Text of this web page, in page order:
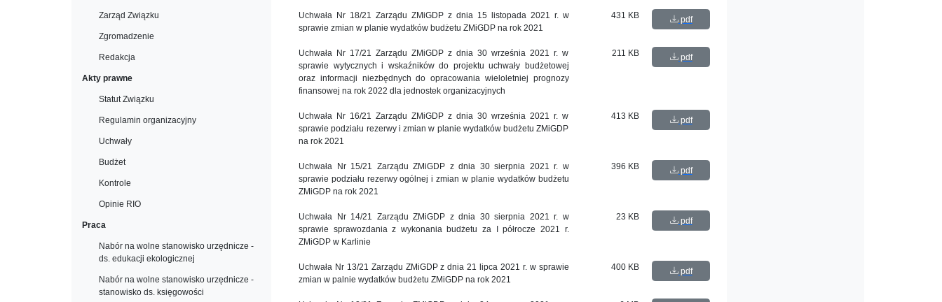
Zarząd Związku
Zgromadzenie
Redakcja
Akty prawne
Statut Związku
Regulamin organizacyjny
Uchwały
Budżet
Kontrole
Opinie RIO
Praca
Nabór na wolne stanowisko urzędnicze -
ds. edukacji ekologicznej
Nabór na wolne stanowisko urzędnicze -
stanowisko ds. księgowości
Uchwała Nr 18/21 Zarządu ZMiGDP z dnia 15 listopada 2021 r. w
sprawie zmian w planie wydatków budżetu ZMiGDP na rok 2021
431 KB pdf
Uchwała Nr 17/21 Zarządu ZMiGDP z dnia 30 września 2021 r. w
sprawie wytycznych i wskaźników do projektu uchwały budżetowej
oraz informacji niezbędnych do opracowania wieloletniej prognozy
finansowej na rok 2022 dla jednostek organizacyjnych
211 KB pdf
Uchwała Nr 16/21 Zarządu ZMiGDP z dnia 30 września 2021 r. w
sprawie podziału rezerwy i zmian w planie wydatków budżetu ZMiGDP
na rok 2021
413 KB pdf
Uchwała Nr 15/21 Zarządu ZMiGDP z dnia 30 sierpnia 2021 r. w
sprawie podziału rezerwy ogólnej i zmian w planie wydatków budżetu
ZMiGDP na rok 2021
396 KB pdf
Uchwała Nr 14/21 Zarządu ZMiGDP z dnia 30 sierpnia 2021 r. w
sprawie sprawozdania z wykonania budżetu za I półrocze 2021 r.
ZMiGDP w Karlinie
23 KB pdf
Uchwała Nr 13/21 Zarządu ZMiGDP z dnia 21 lipca 2021 r. w sprawie
zmian w palnie wydatków budżetu ZMiGDP na rok 2021
400 KB pdf